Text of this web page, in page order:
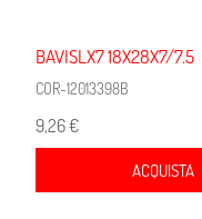
BAVISLX7 18X28X7/7.5
COR-12013398B
9,26 €
ACQUISTA